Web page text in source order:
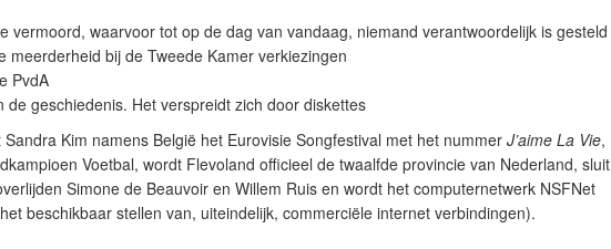
vermoord, waarvoor tot op de dag van vandaag, niemand verantwoordelijk is gesteld
meerderheid bij de Tweede Kamer verkiezingen
PvdA
geschiedenis. Het verspreidt zich door diskettes
Kim namens België het Eurovisie Songfestival met het nummer J’aime La Vie,
Voetbal, wordt Flevoland officieel de twaalfde provincie van Nederland, sluit
Simone de Beauvoir en Willem Ruis en wordt het computernetwerk NSFNet
beschikbaar stellen van, uiteindelijk, commerciële internet verbindingen).